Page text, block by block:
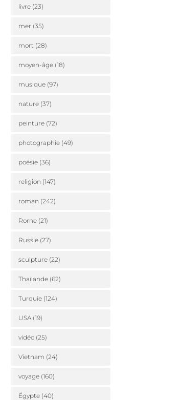
livre (23)
mer (35)
mort (28)
moyen-âge (18)
musique (97)
nature (37)
peinture (72)
photographie (49)
poésie (36)
religion (147)
roman (242)
Rome (21)
Russie (27)
sculpture (22)
Thaïlande (62)
Turquie (124)
USA(19)
vidéo (25)
Vietnam (24)
voyage (160)
Égypte (40)